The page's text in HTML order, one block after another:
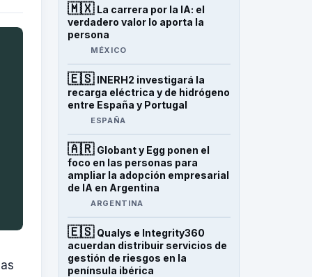
🇲🇽 La carrera por la IA: el
verdadero valor lo aporta la
persona
MÉXICO
🇪🇸 INERH2 investigará la
recarga eléctrica y de hidrógeno
entre España y Portugal
ESPAÑA
🇦🇷 Globant y Egg ponen el
foco en las personas para
ampliar la adopción empresarial
de IA en Argentina
ARGENTINA
🇪🇸 Qualys e Integrity360
acuerdan distribuir servicios de
gestión de riesgos en la
península ibérica